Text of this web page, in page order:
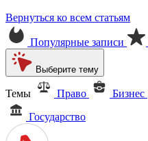
Вернуться ко всем статьям
Популярные записи
Выберите тему
Темы Право Бизнес
Государство